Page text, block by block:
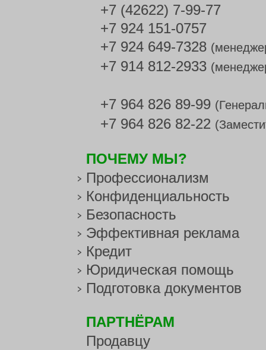
+7 (42622) 7-99-77
+7 924 151-0757
+7 924 649-7328
+7 914 812-2933
+7 964 826 89-99
+7 964 826 82-22
ПОЧЕМУ МЫ?
Профессионализм
Конфиденциальность
Безопасность
Эффективная реклама
Кредит
Юридическая помощь
Подготовка документов
ПАРТНЁРАМ
Продавцу